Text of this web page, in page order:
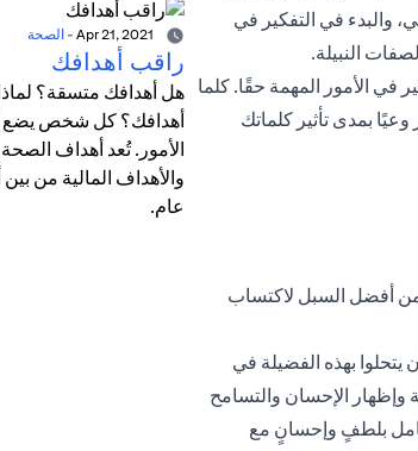
والبدء في التفكير في
النبيلة.
في الأمور المهمة حقًا. كلما
بمدى تأثير كلماتك
أفضل السبل لاكتساب
بهذه الفضيلة في
وإظهار الإحسان والتسامح
بلطفٍ وإحسانٍ مع
- الصحة
راقب أهدافك
هل أهدافك متسقة؟
أهدافك؟ كل شخص يضع
الأمور. تُعد أهداف
والأهداف المالية من
عام.